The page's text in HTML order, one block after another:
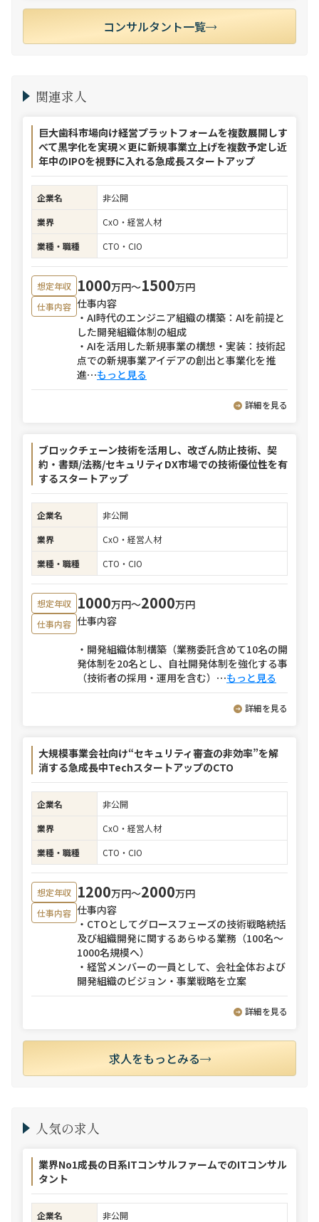
コンサルタント一覧
関連求人
巨大歯科市場向け経営プラットフォームを複数展開しす
べて黒字化を実現×更に新規事業立上げを複数予定し近
年中のIPOを視野に入れる急成長スタートアップ
企業名
非公開
業界
CxO・経営人材
業種・職種
CTO・CIO
想定年収 1000万円〜1500万円
仕事内容 仕事内容
・AI時代のエンジニア組織の構築：AIを前提と
した開発組織体制の組成
・AIを活用した新規事業の構想・実装：技術起
点での新規事業アイデアの創出と事業化を推
進⋯もっと見る
詳細を見る
ブロックチェーン技術を活用し、改ざん防止技術、契
約・書類/法務/セキュリティDX市場での技術優位性を有
するスタートアップ
企業名
非公開
業界
CxO・経営人材
業種・職種
CTO・CIO
想定年収 1000万円〜2000万円
仕事内容 仕事内容
・開発組織体制構築（業務委託含めて10名の開
発体制を20名とし、自社開発体制を強化する事
（技術者の採用・運用を含む） ⋯もっと見る
詳細を見る
大規模事業会社向け“セキュリティ審査の非効率”を解
消する急成長中TechスタートアップのCTO
企業名
非公開
業界
CxO・経営人材
業種・職種
CTO・CIO
想定年収 1200万円〜2000万円
仕事内容 仕事内容
・CTOとしてグロースフェーズの技術戦略統括
及び組織開発に関するあらゆる業務（100名～
1000名規模へ）
・経営メンバーの一員として、会社全体および
開発組織のビジョン・事業戦略を立案
詳細を見る
求人をもっとみる
人気の求人
業界No1成長の日系ITコンサルファームでのITコンサル
タント
企業名
非公開